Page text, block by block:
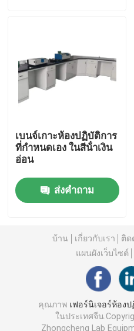
เฟอร์นิเจอร์ห้องปฏิบัติการ
ม้านั่งเกาะห้องทดลอง
ม้านั่งติดผนังห้องปฏิบัติการ
ตู้ดูดควันในห้องปฏิบัติการ
ตู้เก็บห้องปฏิบัติการ
คณะรัฐมนตรีความปลอด
เบนจ์เกาะห้องปฏิบัติการ
ที่กําหนดเอง ในสีน้ําเงิน
อ่อน
ส่งคำถาม
บ้าน เกี่ยวกับเรา ติด
แผนผังเว็บไซต์
คุณภาพ เฟอร์นิเจอร์ห้อง
ในประเทศจีน
Zhongcheng Lab